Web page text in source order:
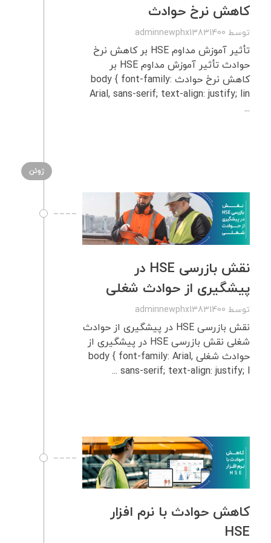
کاهش نرخ حوادث
توسط adminnewphx13831400
تأثیر آموزش مداوم HSE بر کاهش نرخ
حوادث تأثیر آموزش مداوم HSE بر
کاهش نرخ حوادث body { font-family:
Arial, sans-serif; text-align: justify; lin
...
ژوئن
نقش بازرسی‌ HSE در
پیشگیری از حوادث شغلی
توسط adminnewphx13831400
نقش بازرسی‌ HSE در پیشگیری از حوادث
شغلی نقش بازرسی‌ HSE در پیشگیری از
حوادث شغلی body { font-family: Arial,
sans-serif; text-align: justify; l ...
کاهش حوادث با نرم‌ افزار
HSE